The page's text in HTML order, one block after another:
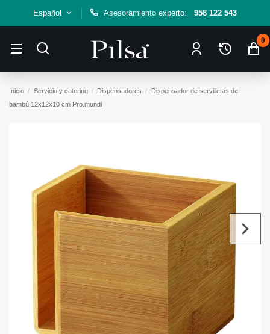
Español Asesoramiento experto: 958 122 543
0
Inicio Servicio y catering Dispensadores
Dispensador de servilletas de
bambú 12x12x10 cm Pro.mundi